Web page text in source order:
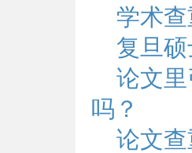
学术
复旦
论文
吗？
论文